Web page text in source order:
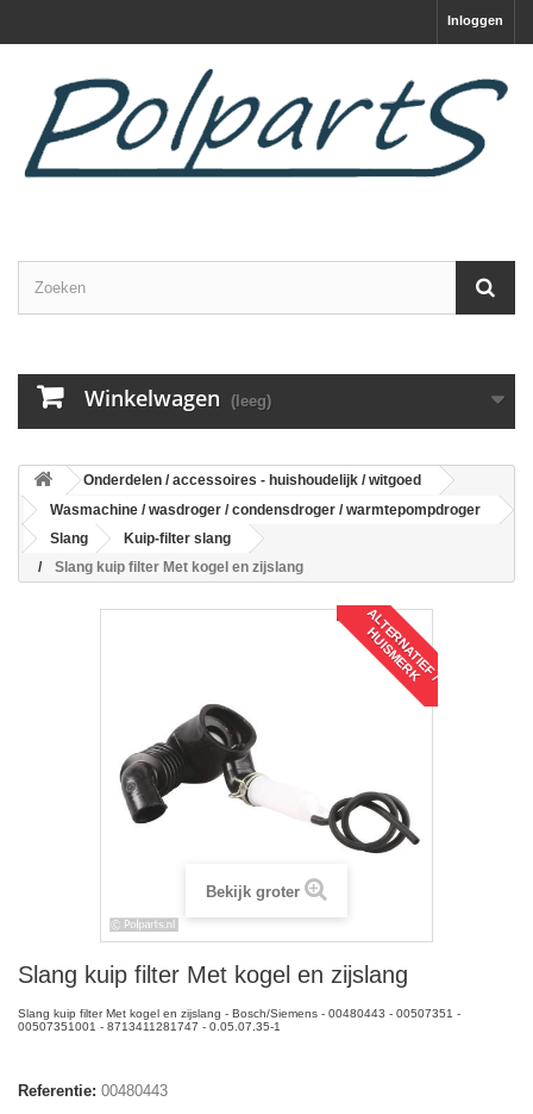
Inloggen
Winkelwagen (leeg)
Onderdelen / accessoires - huishoudelijk / witgoed
Wasmachine / wasdroger / condensdroger / warmtepompdroger
Slang
Kuip-filter slang
Slang kuip filter Met kogel en zijslang
A
L
T
E
R
N
A
T
I
E
F
/
H
U
I
S
M
E
R
K
Bekijk groter
Slang kuip filter Met kogel en zijslang
Slang kuip filter Met kogel en zijslang - Bosch/Siemens - 00480443 - 00507351 -
00507351001 - 8713411281747 - 0.05.07.35-1
Referentie: 00480443